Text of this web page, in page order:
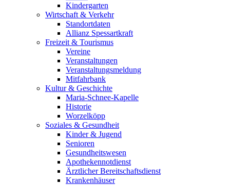
Kindergarten
Wirtschaft & Verkehr
Standortdaten
Allianz Spessartkraft
Freizeit & Tourismus
Vereine
Veranstaltungen
Veranstaltungsmeldung
Mitfahrbank
Kultur & Geschichte
Maria-Schnee-Kapelle
Historie
Worzelköpp
Soziales & Gesundheit
Kinder & Jugend
Senioren
Gesundheitswesen
Apothekennotdienst
Ärztlicher Bereitschaftsdienst
Krankenhäuser